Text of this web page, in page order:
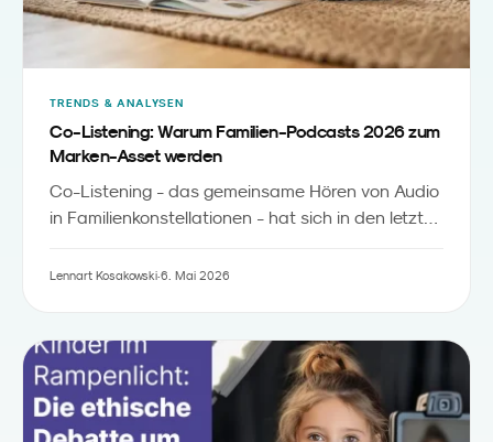
TRENDS & ANALYSEN
Co-Listening: Warum Familien-Podcasts 2026 zum
Marken-Asset werden
Co-Listening - das gemeinsame Hören von Audio
in Familienkonstellationen - hat sich in den letzten
eigenen Hörsituation entwickelt. Im Auto, beim
Kinder gleichzeitig erreichbar sind - wenn die
Tonalität stimmt.
Lennart Kosakowski·6. Mai 2026